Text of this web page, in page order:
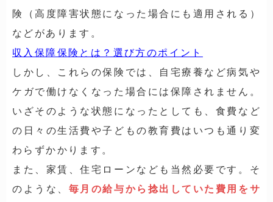
険（高度障害状態になった場合にも適用される）
などがあります。
収入保障保険とは？選び方のポイント
しかし、これらの保険では、自宅療養など病気や
ケガで働けなくなった場合には保障されません。
いざそのような状態になったとしても、食費など
の日々の生活費や子どもの教育費はいつも通り変
わらずかかります。
また、 家賃、住宅ローン なども当然必要です。そ
のような、 毎月の給与から捻出していた費用をサ